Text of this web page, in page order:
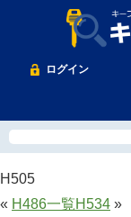
ログイン
H505
« H486一覧H534 »